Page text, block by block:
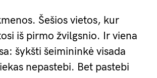
Šešios vietos, kur
iš pirmo žvilgsnio. Ir viena
šykšti šeimininkė visada
nepastebi. Bet pastebi